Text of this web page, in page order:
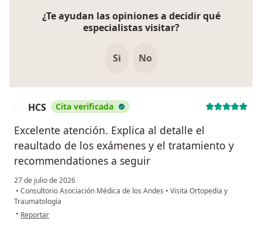
¿Te ayudan las opiniones a decidir qué
especialistas visitar?
Si No
HCS Cita verificada
Excelente atención. Explica al detalle el
reaultado de los exámenes y el tratamiento y
recommendationes a seguir
27 de julio de 2026
• Consultorio Asociación Médica de los Andes • Visita Ortopedia y
Traumatología
• en opinión del usuario HCS
Reportar